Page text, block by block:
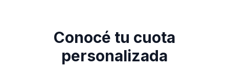
Conocé tu cuota
personalizada